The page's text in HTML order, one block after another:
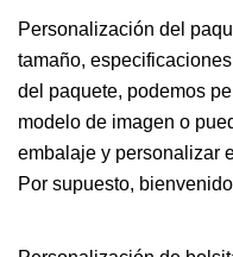
Personalización del
tamaño,
del paquete, podemos
modelo de imagen o
embalaje y personalizar
Por supuesto,